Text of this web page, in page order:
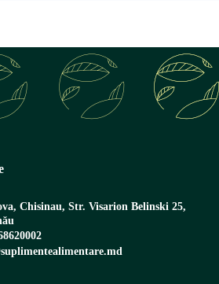
Chisinau, Str. Visarion Belinski 25,